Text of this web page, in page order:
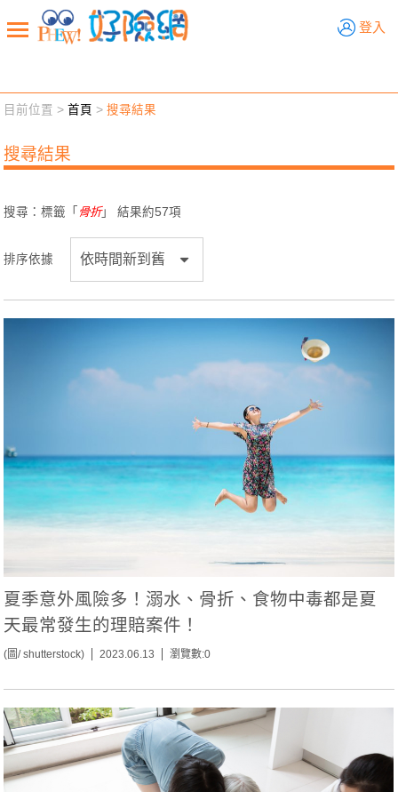
登入
新聞觀點 業務交流
退休先準備 好險學堂 輔銷工具 活動專區
目前位置 >首頁 >搜尋結果
搜尋結果
搜尋：標籤「 骨折」 結果約57項
排序依據
夏季意外風險多！溺水、骨折、食物中毒都是夏
天最常發生的理賠案件！
(圖/ shutterstock) 2023.06.13 瀏覽數:0